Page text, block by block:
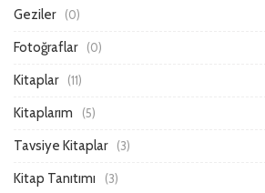
Geziler (0)
Fotoğraflar (0)
Kitaplar (11)
Kitaplarım (5)
Tavsiye Kitaplar (3)
Kitap Tanıtımı (3)